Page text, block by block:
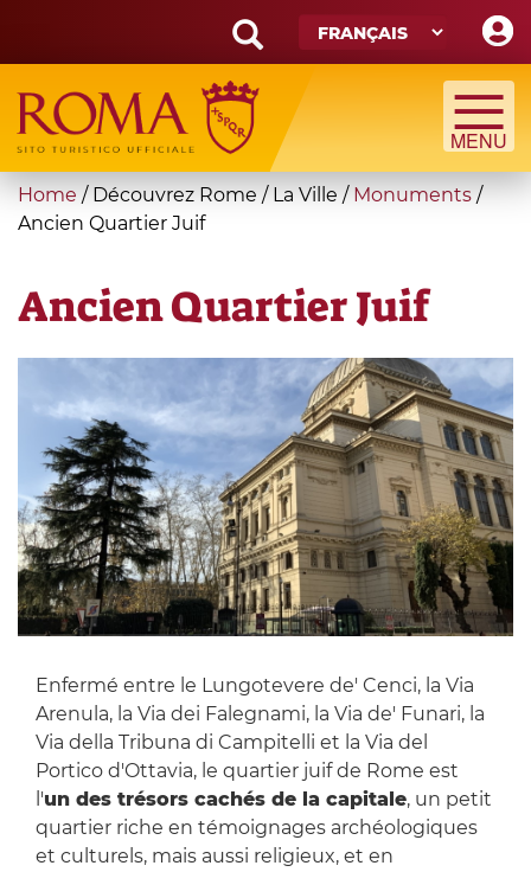
main
content
Search
form
Recherche
You
are
Home / Découvrez Rome / La Ville / Monuments /
Ancien Quartier Juif
Ancien Quartier Juif
Enfermé entre le Lungotevere de' Cenci, la Via
Arenula, la Via dei Falegnami, la Via de' Funari, la
Via della Tribuna di Campitelli et la Via del
Portico d'Ottavia, le quartier juif de Rome est
l'un des trésors cachés de la capitale, un petit
quartier riche en témoignages archéologiques
et culturels, mais aussi religieux, et en